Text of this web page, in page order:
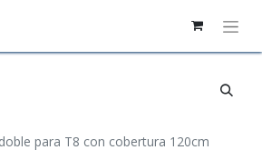
para T8 con cobertura 120cm